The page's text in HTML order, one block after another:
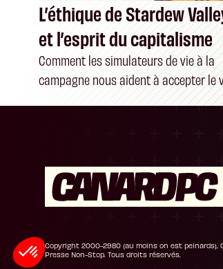
L’éthique de Stardew
et l’esprit du capitalisme
Comment les simulateurs de vie à la
campagne nous aident à accepter le
Copyright 2000-2980 (au moins on est peinards),
Presse Non-Stop. Tous droits réservés.
Notre plateforme vous permet